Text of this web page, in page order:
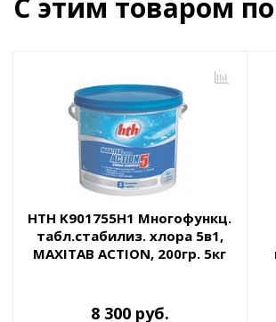
С этим товаром
HTH K901755H1 Многофункц.
табл.стабилиз. хлора 5в1,
MAXITAB ACTION, 200гр. 5кг
8 300 руб.